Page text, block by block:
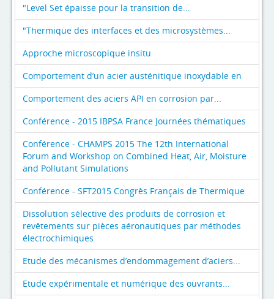
"Level Set épaisse pour la transition de...
"Thermique des interfaces et des microsystèmes...
Approche microscopique insitu
Comportement d’un acier austénitique inoxydable en
Comportement des aciers API en corrosion par...
Conférence - 2015 IBPSA France Journées thématiques
Conférence - CHAMPS 2015 The 12th International
Forum and Workshop on Combined Heat, Air, Moisture
and Pollutant Simulations
Conférence - SFT2015 Congrès Français de Thermique
Dissolution sélective des produits de corrosion et
revêtements sur pièces aéronautiques par méthodes
électrochimiques
Etude des mécanismes d’endommagement d’aciers...
Etude expérimentale et numérique des ouvrants...